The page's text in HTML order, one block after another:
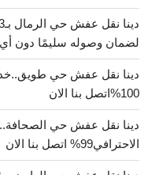
لضمان وصوله سليمًا دون
دينا نقل عفش حي
100%اتصل بنا الان
دينا نقل عفش حي
الاحترافي99% اتصل بنا الان